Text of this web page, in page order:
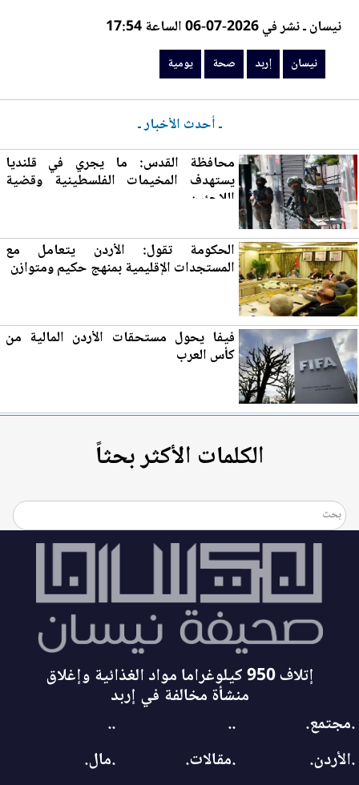
نيسان ـ نشر في 2026-07-06 الساعة 17:54
نيسان إربد صحة يومية
ـ أحدث الأخبار ـ
محافظة القدس: ما يجري في قلنديا
يستهدف المخيمات الفلسطينية وقضية
اللاجئين
الحكومة تقول: الأردن يتعامل مع
المستجدات الإقليمية بمنهج حكيم ومتوازن
فيفا يحول مستحقات الأردن المالية من
كأس العرب
الكلمات الأكثر بحثاً
إتلاف 950 كيلوغراما مواد الغذائية وإغلاق
منشأة مخالفة في إربد
.مجتمع.
..
..
.الأردن.
.مقالات.
.مال.